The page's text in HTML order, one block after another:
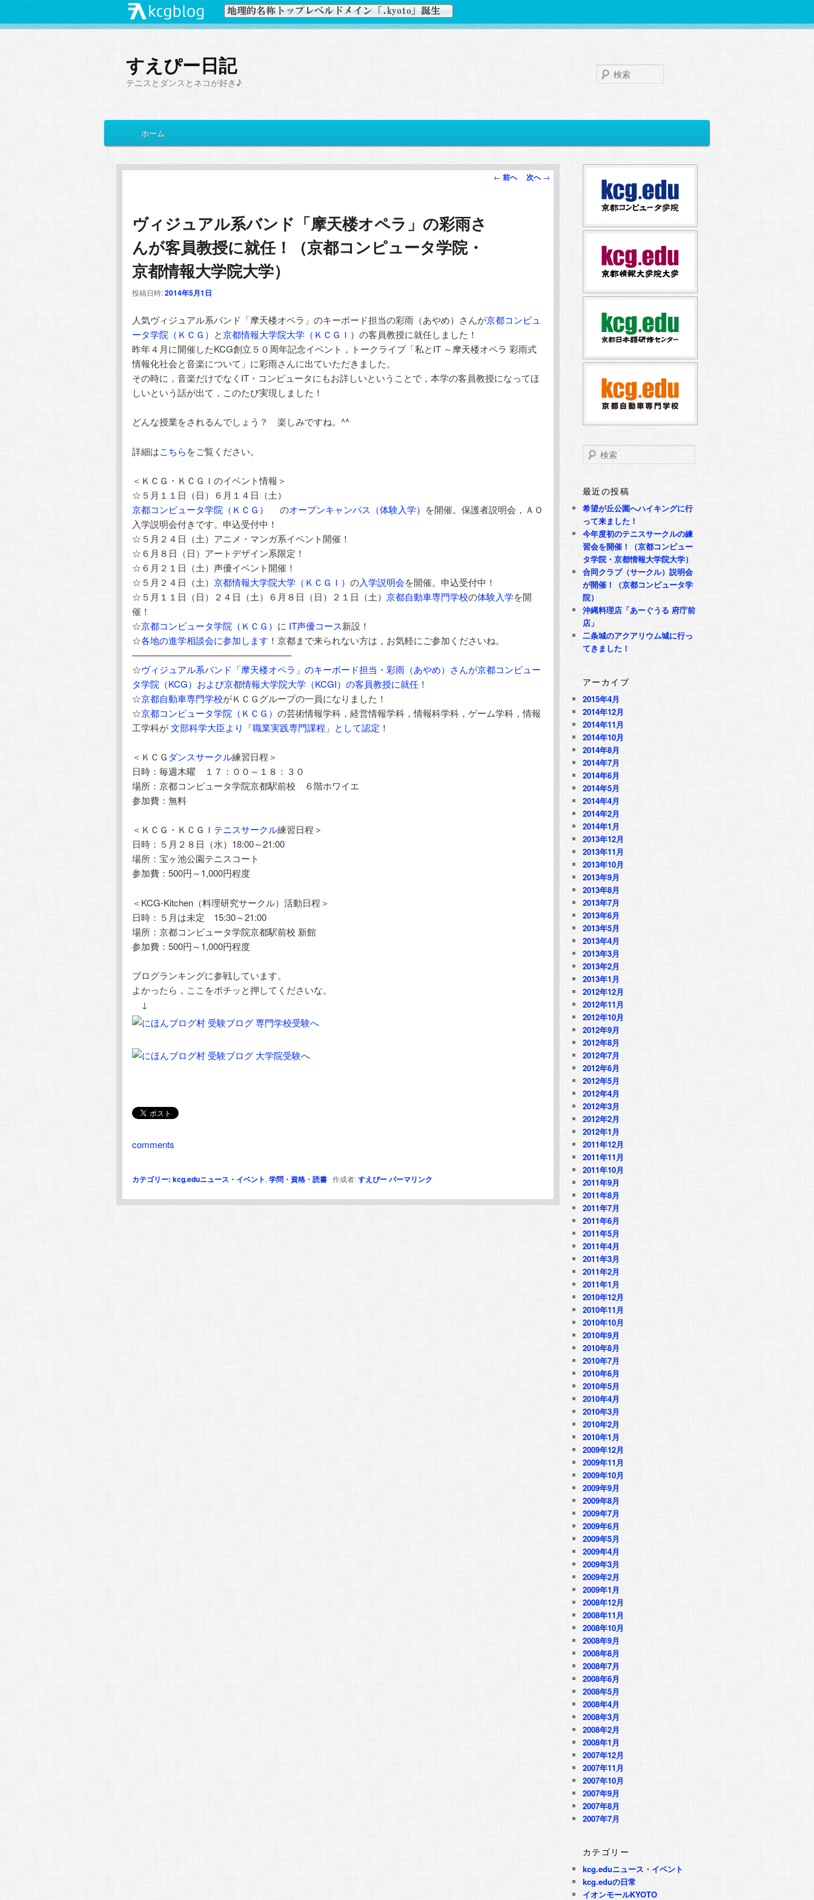
すえぴー日記
テニスとダンスとネコが好き♪
イ
メ
イ
コ
ン
テ
ツ
へ
サ
ブ
ン
テ
ン
へ
移
ホーム
投
← 前へ 次へ→
ヴィジュアル系バンド「摩天楼オペラ」の彩雨さ
んが客員教授に就任！（京都コンピュータ学院・
京都情報大学院大学）
投稿日時:2014年5月1日
人気ヴィジュアル系バンド「摩天楼オペラ」のキーボード担当の彩雨（あやめ）さんが京都コンピュ
ータ学院（ＫＣＧ） と京都情報大学院大学（ＫＣＧＩ） の客員教授に就任しました！
昨年４月に開催したKCG創立５０周年記念イベント，トークライブ「私とIT ～摩天楼オペラ 彩雨式
情報化社会と音楽について」に彩雨さんに出ていただきました。
その時に，音楽だけでなくIT・コンピュータにもお詳しいということで，本学の客員教授になってほ
しいという話が出て，このたび実現しました！
どんな授業をされるんでしょう？ 楽しみですね。^^
詳細はこちらをご覧ください。
＜ＫＣＧ・ＫＣＧＩのイベント情報＞
☆５月１１日（日）６月１４日（土）
京都コンピュータ学院（ＫＣＧ）
のオープンキャンパス（体験入学） を開催。保護者説明会，ＡＯ
入学説明会付きです。申込受付中！
☆５月２４日（土）アニメ・マンガ系イベント開催！
☆６月８日（日）アートデザイン系限定！
☆６月２１日（土）声優イベント開催！
☆５月２４日（土） 京都情報大学院大学（ＫＣＧＩ） の入学説明会を開催。申込受付中！
☆５月１１日（日）２４日（土）６月８日（日）２１日（土） 京都自動車専門学校の体験入学を開
催！
☆京都コンピュータ学院（ＫＣＧ） に IT声優コース新設！
☆各地の進学相談会に参加します ！京都まで来られない方は，お気軽にご参加くださいね。
—————————————————–
☆ヴィジュアル系バンド「摩天楼オペラ」のキーボード担当・彩雨（あやめ）さんが京都コンピュー
タ学院（KCG）および京都情報大学院大学（KCGI）の客員教授に就任 ！
☆京都自動車専門学校がＫＣＧグループの一員になりました！
☆京都コンピュータ学院（ＫＣＧ） の芸術情報学科，経営情報学科，情報科学科，ゲーム学科，情報
工学科が文部科学大臣より「職業実践専門課程」として認定 ！
＜ＫＣＧ ダンスサークル練習日程＞
日時：毎週木曜 １７：００～１８：３０
場所：京都コンピュータ学院京都駅前校 ６階ホワイエ
参加費：無料
＜ＫＣＧ・ＫＣＧＩ テニスサークル練習日程＞
日時：５月２８日（水）18:00～21:00
場所：宝ヶ池公園テニスコート
参加費：500円～1,000円程度
＜KCG-Kitchen（料理研究サークル）活動日程＞
日時：５月は未定 15:30～21:00
場所：京都コンピュータ学院京都駅前校 新館
参加費：500円～1,000円程度
ブログランキングに参戦しています。
よかったら，ここをポチッと押してくださいな。
↓
comments
カテゴリー: kcg.eduニュース・イベント, 学問・資格・読書 作成者:すえぴーパーマリンク
検
索
最近の投稿
希望が丘公園へハイキングに行
って来ました！
今年度初のテニスサークルの練
習会を開催！（京都コンピュー
タ学院・京都情報大学院大学）
合同クラブ（サークル）説明会
が開催！（京都コンピュータ学
院）
沖縄料理店「あーぐうる 府庁前
店」
二条城のアクアリウム城に行っ
てきました！
アーカイブ
2015年4月
2014年12月
2014年11月
2014年10月
2014年8月
2014年7月
2014年6月
2014年5月
2014年4月
2014年2月
2014年1月
2013年12月
2013年11月
2013年10月
2013年9月
2013年8月
2013年7月
2013年6月
2013年5月
2013年4月
2013年3月
2013年2月
2013年1月
2012年12月
2012年11月
2012年10月
2012年9月
2012年8月
2012年7月
2012年6月
2012年5月
2012年4月
2012年3月
2012年2月
2012年1月
2011年12月
2011年11月
2011年10月
2011年9月
2011年8月
2011年7月
2011年6月
2011年5月
2011年4月
2011年3月
2011年2月
2011年1月
2010年12月
2010年11月
2010年10月
2010年9月
2010年8月
2010年7月
2010年6月
2010年5月
2010年4月
2010年3月
2010年2月
2010年1月
2009年12月
2009年11月
2009年10月
2009年9月
2009年8月
2009年7月
2009年6月
2009年5月
2009年4月
2009年3月
2009年2月
2009年1月
2008年12月
2008年11月
2008年10月
2008年9月
2008年8月
2008年7月
2008年6月
2008年5月
2008年4月
2008年3月
2008年2月
2008年1月
2007年12月
2007年11月
2007年10月
2007年9月
2007年8月
2007年7月
カテゴリー
kcg.eduニュース・イベント
kcg.eduの日常
イオンモールKYOTO